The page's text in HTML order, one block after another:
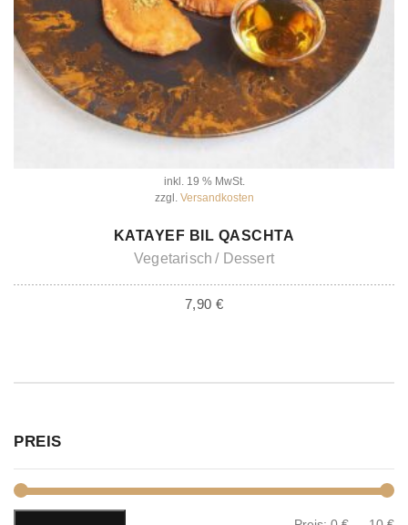
inkl. 19 % MwSt.
zzgl. Versandkosten
IN DEN WARENKORB
KATAYEF BIL QASCHTA
Vegetarisch
Dessert
7,90 €
PREIS